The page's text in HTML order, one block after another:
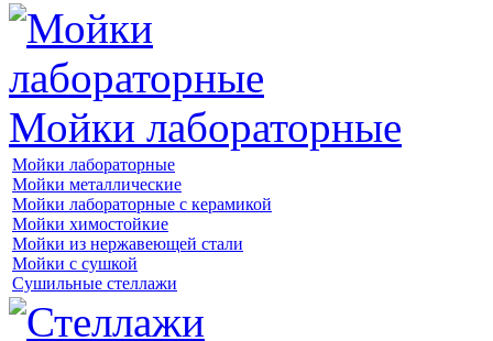
Мойки лабораторные
Мойки лабораторные
Мойки металлические
Мойки лабораторные с керамикой
Мойки химостойкие
Мойки из нержавеющей стали
Мойки с сушкой
Сушильные стеллажи